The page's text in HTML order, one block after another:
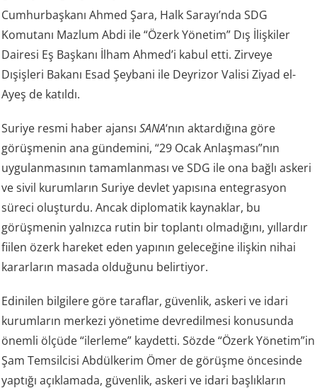
Cumhurbaşkanı Ahmed Şara, Halk Sarayı’nda SDG
Komutanı Mazlum Abdi ile “Özerk Yönetim” Dış İlişkiler
Dairesi Eş Başkanı İlham Ahmed’i kabul etti. Zirveye
Dışişleri Bakanı Esad Şeybani ile Deyrizor Valisi Ziyad el-
Ayeş de katıldı.
Suriye resmi haber ajansıSANA‘nın aktardığına göre
görüşmenin ana gündemini, “29 Ocak Anlaşması”nın
uygulanmasının tamamlanması ve SDG ile ona bağlı askeri
ve sivil kurumların Suriye devlet yapısına entegrasyon
süreci oluşturdu. Ancak diplomatik kaynaklar, bu
görüşmenin yalnızca rutin bir toplantı olmadığını, yıllardır
fiilen özerk hareket eden yapının geleceğine ilişkin nihai
kararların masada olduğunu belirtiyor.
Edinilen bilgilere göre taraflar, güvenlik, askeri ve idari
kurumların merkezi yönetime devredilmesi konusunda
önemli ölçüde “ilerleme” kaydetti. Sözde “Özerk Yönetim”in
Şam Temsilcisi Abdülkerim Ömer de görüşme öncesinde
yaptığı açıklamada, güvenlik, askeri ve idari başlıkların